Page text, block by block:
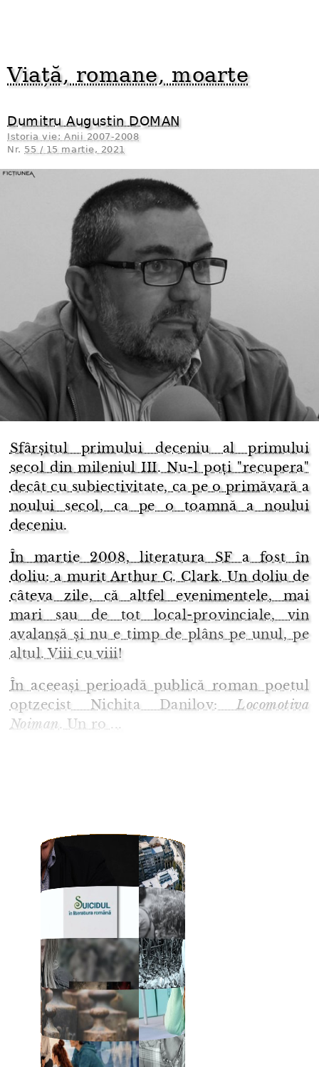
Viață, romane, moarte
Dumitru Augustin DOMAN
Istoria vie: Anii 2007-2008
Nr. 55 / 15 martie, 2021
Sfârșitul primului deceniu al primului
secol din mileniul III. Nu-l poți "recupera"
decât cu subiectivitate, ca pe o primăvară a
noului secol, ca pe o toamnă a noului
deceniu.
În martie 2008, literatura SF a fost în
doliu: a murit Arthur C. Clark. Un doliu de
câteva zile, că altfel evenimentele, mai
mari sau de tot local-provinciale, vin
avalanșă și nu e timp de plâns pe unul, pe
altul. Viii cu viii!
În aceeași perioadă publică roman poetul
optzecist Nichita Danilov:Locomotiva
Noiman. Un ro ...